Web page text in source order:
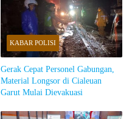
KABAR POLISI
Gerak Cepat Personel Gabungan,
Material Longsor di Cialeuan
Garut Mulai Dievakuasi